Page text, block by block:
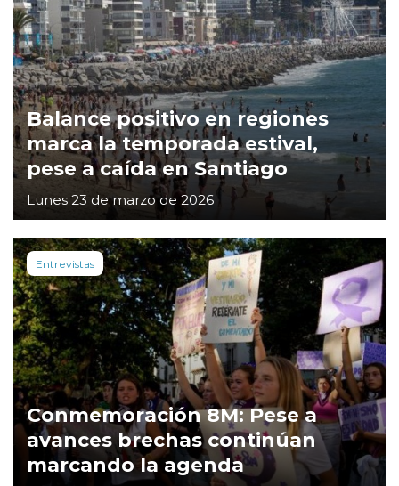
Balance positivo en regiones
marca la temporada estival,
pese a caída en Santiago
Lunes 23 de marzo de 2026
Entrevistas
Conmemoración 8M: Pese a
avances brechas continúan
marcando la agenda